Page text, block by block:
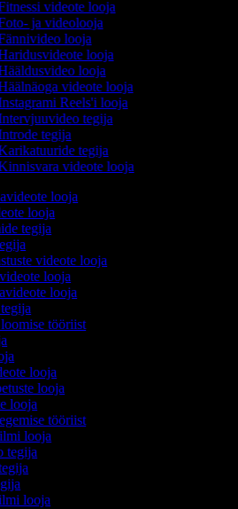
videote looja
ja videolooja
looja
looja
looja
videote looja
Reels'i looja
tegija
tegija
tegija
videote looja
looja
looja
tegija
videote looja
looja
looja
tööriist
looja
looja
looja
tööriist
looja
tegija
looja